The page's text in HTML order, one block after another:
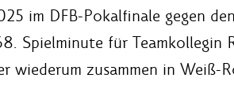
im DFB-Pokalfinale gegen
Spielminute für Teamkollegin
wiederum zusammen in Weiß-